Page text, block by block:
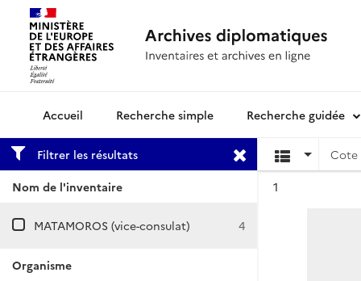
Archives diplomatiquesRecherche simple Recherche guidée
Filtrer les résultats
Nom de l'inventaire
MATAMOROS (vice-consulat) 4
Organisme
Cote
1